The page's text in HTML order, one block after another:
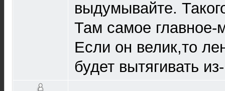
выдумывайте.
Там самое главное-
Если он велик,то
будет вытягивать